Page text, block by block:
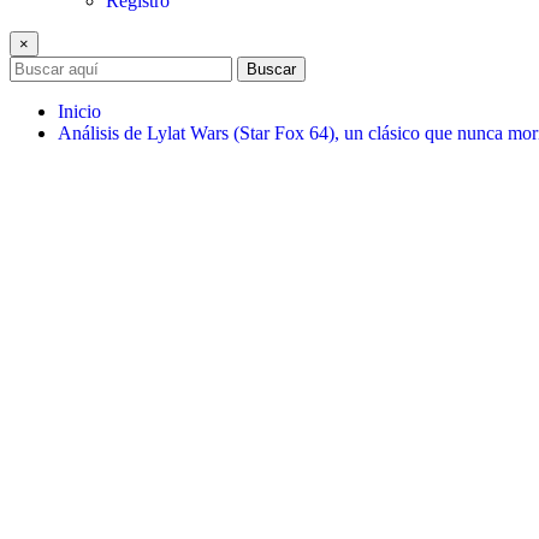
×
Buscar
Inicio
Análisis de Lylat Wars (Star Fox 64), un clásico que nunca